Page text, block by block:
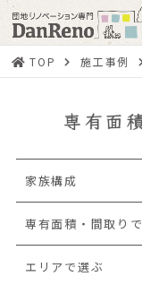
TOP 施工事例
専有面
家族構成
専有面積・間取り
エリアで選ぶ